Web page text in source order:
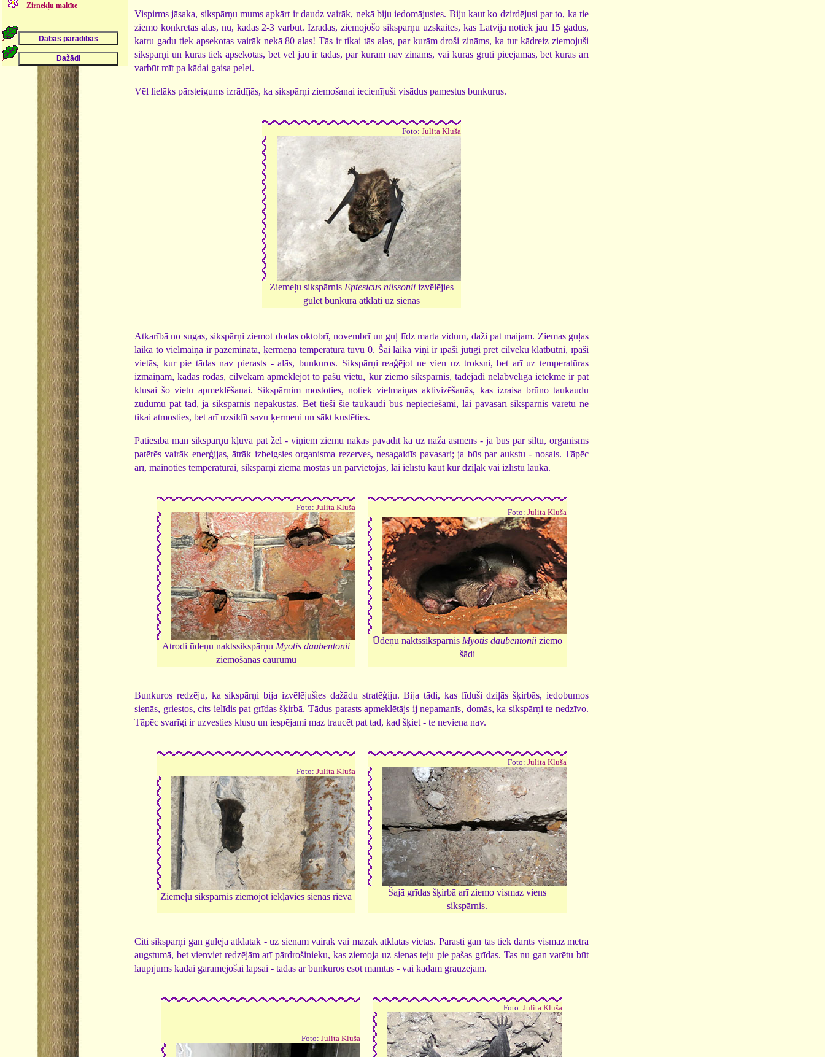
Zirnekļu maltīte
Vispirms jāsaka, sikspārņu mums apkārt ir daudz vairāk, nekā biju iedomājusies. Biju kaut ko dzirdējusi par to, ka tie
ziemo konkrētās alās, nu, kādās 2-3 varbūt. Izrādās, ziemojošo sikspārņu uzskaitēs, kas Latvijā notiek jau 15 gadus,
katru gadu tiek apsekotas vairāk nekā 80 alas! Tās ir tikai tās alas, par kurām droši zināms, ka tur kādreiz ziemojuši
sikspārņi un kuras tiek apsekotas, bet vēl jau ir tādas, par kurām nav zināms, vai kuras grūti pieejamas, bet kurās arī
varbūt mīt pa kādai gaisa pelei.
Vēl lielāks pārsteigums izrādījās, ka sikspārņi ziemošanai iecienījuši visādus pamestus bunkurus.
Foto: Julita Kluša
Ziemeļu sikspārnis Eptesicus nilssonii izvēlējies
gulēt bunkurā atklāti uz sienas
Atkarībā no sugas, sikspārņi ziemot dodas oktobrī, novembrī un guļ līdz marta vidum, daži pat maijam. Ziemas guļas
laikā to vielmaiņa ir pazemināta, ķermeņa temperatūra tuvu 0. Šai laikā viņi ir īpaši jutīgi pret cilvēku klātbūtni, īpaši
vietās, kur pie tādas nav pierasts - alās, bunkuros. Sikspārņi reaģējot ne vien uz troksni, bet arī uz temperatūras
izmaiņām, kādas rodas, cilvēkam apmeklējot to pašu vietu, kur ziemo sikspārnis, tādējādi nelabvēlīga ietekme ir pat
klusai šo vietu apmeklēšanai. Sikspārnim mostoties, notiek vielmaiņas aktivizēšanās, kas izraisa brūno taukaudu
zudumu pat tad, ja sikspārnis nepakustas. Bet tieši šie taukaudi būs nepieciešami, lai pavasarī sikspārnis varētu ne
tikai atmosties, bet arī uzsildīt savu ķermeni un sākt kustēties.
Patiesībā man sikspārņu kļuva pat žēl - viņiem ziemu nākas pavadīt kā uz naža asmens - ja būs par siltu, organisms
patērēs vairāk enerģijas, ātrāk izbeigsies organisma rezerves, nesagaidīs pavasari; ja būs par aukstu - nosals. Tāpēc
arī, mainoties temperatūrai, sikspārņi ziemā mostas un pārvietojas, lai ielīstu kaut kur dziļāk vai izlīstu laukā.
Foto: Julita Kluša
Atrodi ūdeņu naktssikspārņu Myotis daubentonii
ziemošanas caurumu
Foto: Julita Kluša
Ūdeņu naktssikspārnis Myotis daubentoniiziemo
šādi
Bunkuros redzēju, ka sikspārņi bija izvēlējušies dažādu stratēģiju. Bija tādi, kas līduši dziļās šķirbās, iedobumos
sienās, griestos, cits ielīdis pat grīdas šķirbā. Tādus parasts apmeklētājs ij nepamanīs, domās, ka sikspārņi te nedzīvo.
Tāpēc svarīgi ir uzvesties klusu un iespējami maz traucēt pat tad, kad šķiet - te neviena nav.
Foto: Julita Kluša
Ziemeļu sikspārnis ziemojot iekļāvies sienas rievā
Foto: Julita Kluša
Šajā grīdas šķirbā arī ziemo vismaz viens
sikspārnis.
Citi sikspārņi gan gulēja atklātāk - uz sienām vairāk vai mazāk atklātās vietās. Parasti gan tas tiek darīts vismaz metra
augstumā, bet vienviet redzējām arī pārdrošinieku, kas ziemoja uz sienas teju pie pašas grīdas. Tas nu gan varētu būt
laupījums kādai garāmejošai lapsai - tādas ar bunkuros esot manītas - vai kādam grauzējam.
Foto: Julita Kluša
Foto: Julita Kluša